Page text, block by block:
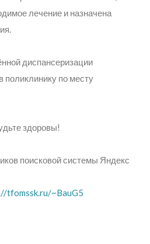
лечение и назначена
диспансеризации
поликлинику по месту
здоровы!
поисковой системы Яндекс
tfomssk.ru/~BauG5